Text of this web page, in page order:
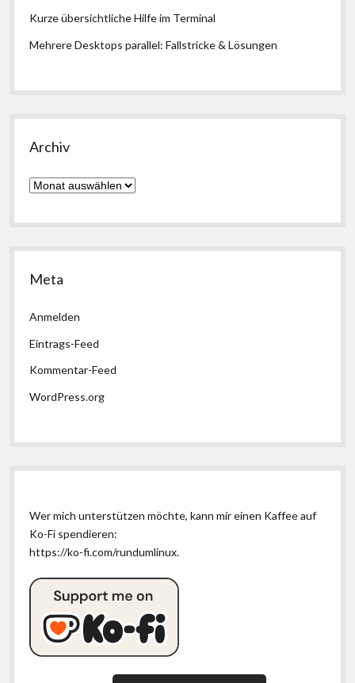
Kurze übersichtliche Hilfe im Terminal
Mehrere Desktops parallel: Fallstricke & Lösungen
Archiv
Archiv
Meta
Anmelden
Eintrags-Feed
Kommentar-Feed
WordPress.org
Wer mich unterstützen möchte, kann mir einen Kaffee auf
Ko-Fi spendieren:
https://ko-fi.com/rundumlinux.